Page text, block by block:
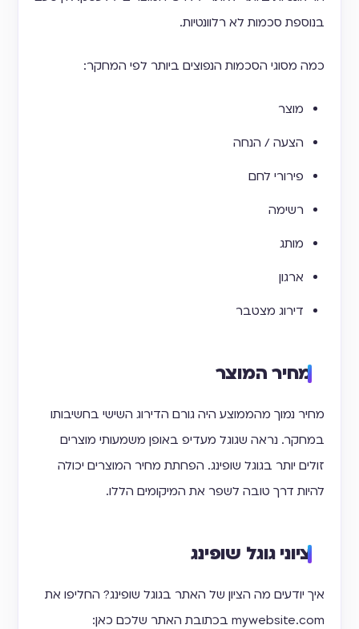
בנוספת סכמות לא רלוונטיות.
כמה מסוגי הסכמות הנפוצים ביותר לפי המחקר:
מוצר
הצעה / הנחה
פירורי לחם
רשימה
מותג
ארגון
דירוג מצטבר
מחיר המוצר
מחיר נמוך מהממוצע היה גורם הדירוג השישי בחשיבותו
במחקר. נראה שגוגל מעדיפ באופן משמעותי מוצרים
זולים יותר בגוגל שופינג. הפחתת מחיר המוצרים יכולה
להיות דרך טובה לשפר את המיקומים הללו.
ציוני גוגל שופינג
איך יודעים מה הציון של האתר בגוגל שופינג? החליפו את
mywebsite.com בכתובת האתר שלכם כאן: